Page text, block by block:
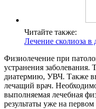
Читайте также:
Лечение сколиоза
Физиолечение при
устранения
диатермию, УВЧ. Также
лечащий врач.
выполняемая лечебная
результаты уже на